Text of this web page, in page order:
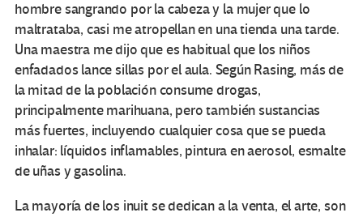
hombre sangrando por la cabeza y la mujer que lo
maltrataba, casi me atropellan en una tienda una tarde.
Una maestra me dijo que es habitual que los niños
enfadados lance sillas por el aula. Según Rasing, más de
la mitad de la población consume drogas,
principalmente marihuana, pero también sustancias
más fuertes, incluyendo cualquier cosa que se pueda
inhalar: líquidos inflamables, pintura en aerosol, esmalte
de uñas y gasolina.
La mayoría de los inuit se dedican a la venta, el arte, son